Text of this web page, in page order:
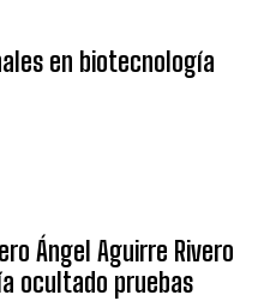
en biotecnología
Ángel Aguirre Rivero
ocultado pruebas